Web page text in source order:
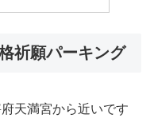
祈願パーキング
天満宮から近いです